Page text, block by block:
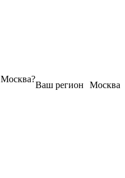
Москва
Ваш регион
Москва?